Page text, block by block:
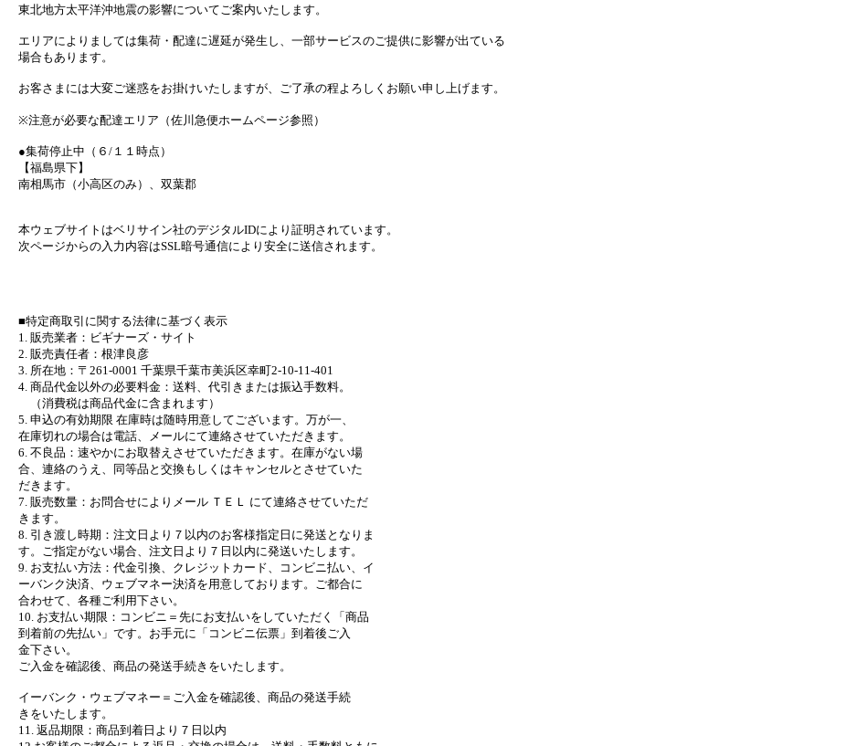
東北地方太平洋沖地震の影響についてご案内いたします。
エリアによりましては集荷・配達に遅延が発生し、一部サービスのご提供に影響が出ている
場合もあります。
お客さまには大変ご迷惑をお掛けいたしますが、ご了承の程よろしくお願い申し上げます。
※注意が必要な配達エリア（佐川急便ホームページ参照）
●集荷停止中（６/１１時点）
【福島県下】
南相馬市（小高区のみ）、双葉郡
本ウェブサイトはベリサイン社のデジタルIDにより証明されています。
次ページからの入力内容はSSL暗号通信により安全に送信されます。
■特定商取引に関する法律に基づく表示
1. 販売業者：ビギナーズ・サイト
2. 販売責任者：根津良彦
3. 所在地：〒261-0001 千葉県千葉市美浜区幸町2-10-11-401
4. 商品代金以外の必要料金：送料、代引きまたは振込手数料。
（消費税は商品代金に含まれます）
5. 申込の有効期限 在庫時は随時用意してございます。万が一、
在庫切れの場合は電話、メールにて連絡させていただきます。
6. 不良品：速やかにお取替えさせていただきます。在庫がない場
合、連絡のうえ、同等品と交換もしくはキャンセルとさせていた
だきます。
7. 販売数量：お問合せによりメール ＴＥＬ にて連絡させていただ
きます。
8. 引き渡し時期：注文日より７以内のお客様指定日に発送となりま
す。ご指定がない場合、注文日より７日以内に発送いたします。
9. お支払い方法：代金引換、クレジットカード、コンビニ払い、イ
ーバンク決済、ウェブマネー決済を用意しております。ご都合に
合わせて、各種ご利用下さい。
10. お支払い期限：コンビニ＝先にお支払いをしていただく「商品
到着前の先払い」です。お手元に「コンビニ伝票」到着後ご入
金下さい。
ご入金を確認後、商品の発送手続きをいたします。
イーバンク・ウェブマネー＝ご入金を確認後、商品の発送手続
きをいたします。
11. 返品期限：商品到着日より７日以内